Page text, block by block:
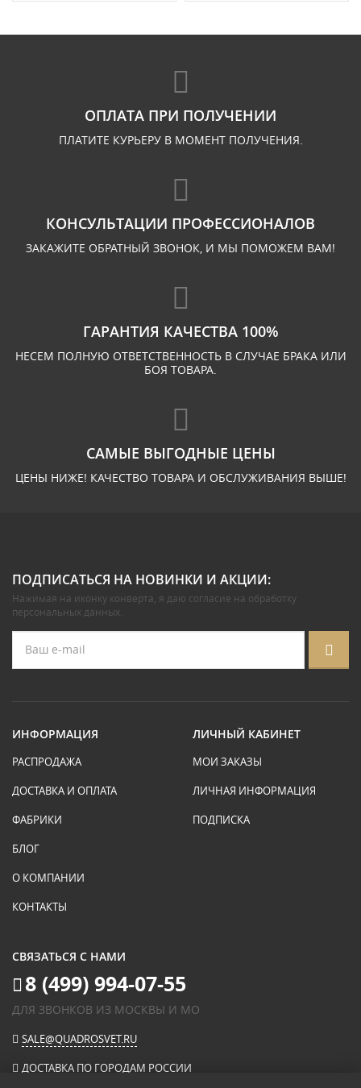
ОПЛАТА ПРИ ПОЛУЧЕНИИ
ПЛАТИТЕ КУРЬЕРУ В МОМЕНТ ПОЛУЧЕНИЯ.
КОНСУЛЬТАЦИИ ПРОФЕССИОНАЛОВ
ЗАКАЖИТЕ ОБРАТНЫЙ ЗВОНОК, И МЫ ПОМОЖЕМ ВАМ!
ГАРАНТИЯ КАЧЕСТВА 100%
НЕСЕМ ПОЛНУЮ ОТВЕТСТВЕННОСТЬ В СЛУЧАЕ БРАКА ИЛИ
БОЯ ТОВАРА.
САМЫЕ ВЫГОДНЫЕ ЦЕНЫ
ЦЕНЫ НИЖЕ! КАЧЕСТВО ТОВАРА И ОБСЛУЖИВАНИЯ ВЫШЕ!
ПОДПИСАТЬСЯ НА НОВИНКИ И АКЦИИ:
Нажимая на иконку конверта, я даю согласие на обработку
персональных данных.
ИНФОРМАЦИЯ
РАСПРОДАЖА
ДОСТАВКА И ОПЛАТА
ФАБРИКИ
БЛОГ
О КОМПАНИИ
КОНТАКТЫ
ЛИЧНЫЙ КАБИНЕТ
МОИ ЗАКАЗЫ
ЛИЧНАЯ ИНФОРМАЦИЯ
ПОДПИСКА
СВЯЗАТЬСЯ С НАМИ
8 (499) 994-07-55
ДЛЯ ЗВОНКОВ ИЗ МОСКВЫ И МО
SALE@QUADROSVET.RU
ДОСТАВКА ПО ГОРОДАМ РОССИИ